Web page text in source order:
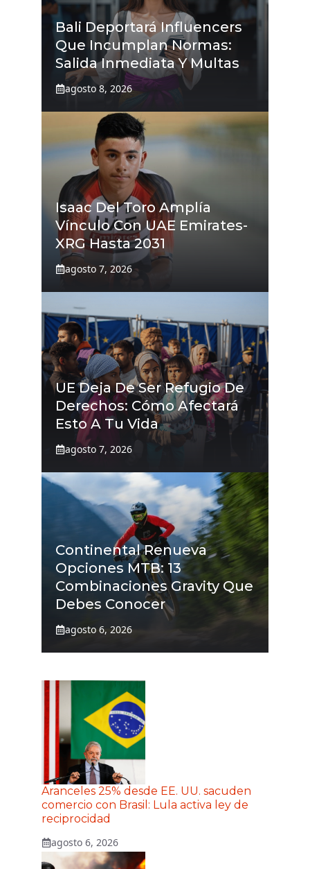
Bali Deportará Influencers
Que Incumplan Normas:
Salida Inmediata Y Multas
agosto 8, 2026
Isaac Del Toro Amplía
Vínculo Con UAE Emirates-
XRG Hasta 2031
agosto 7, 2026
UE Deja De Ser Refugio De
Derechos: Cómo Afectará
Esto A Tu Vida
agosto 7, 2026
Continental Renueva
Opciones MTB: 13
Combinaciones Gravity Que
Debes Conocer
agosto 6, 2026
Aranceles 25% desde EE. UU. sacuden
comercio con Brasil: Lula activa ley de
reciprocidad
agosto 6, 2026